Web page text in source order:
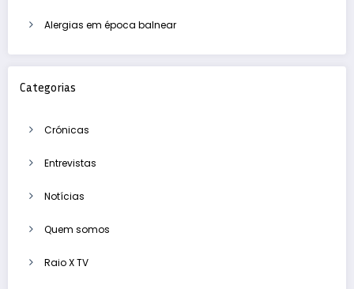
Alergias em época balnear
Categorias
Crónicas
Entrevistas
Notícias
Quem somos
Raio X TV